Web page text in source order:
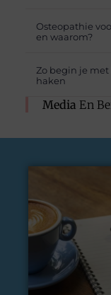
Osteopathie
en waarom?
Zo begin je
haken
Media En